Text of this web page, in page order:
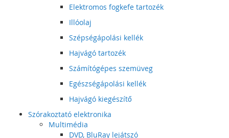
Elektromos fogkefe tartozék
Illóolaj
Szépségápolási kellék
Hajvágó tartozék
Számítógépes szemüveg
Egészségápolási kellék
Hajvágó kiegészítő
Szórakoztató elektronika
Multimédia
DVD, BluRay lejátszó